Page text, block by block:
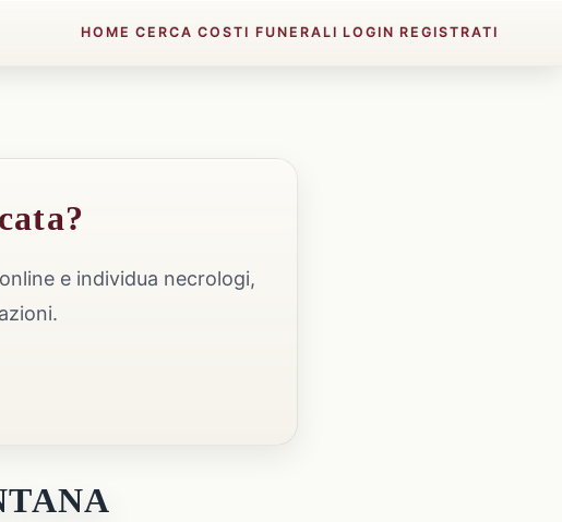
HOME CERCA COSTI FUNERALI LOGIN REGISTRATI
e individua necrologi,